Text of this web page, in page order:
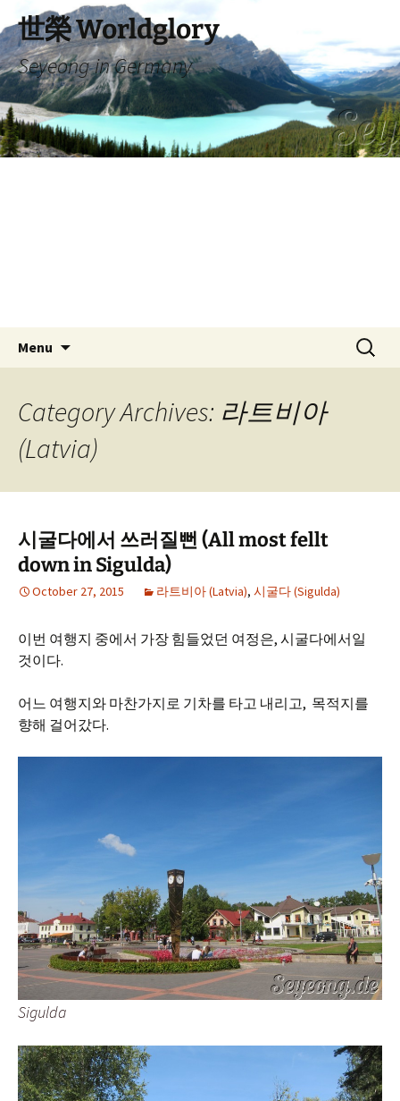
to
content
世榮 Worldglory
Seyeong in Germany
Menu
Search
for:
Category Archives: 라트비아
(Latvia)
시굴다에서 쓰러질뻔 (All most fellt
down in Sigulda)
October 27, 2015 라트비아 (Latvia), 시굴다 (Sigulda)
이번 여행지 중에서 가장 힘들었던 여정은, 시굴다에서일
것이다.
어느 여행지와 마찬가지로 기차를 타고 내리고, 목적지를
향해 걸어갔다.
Sigulda